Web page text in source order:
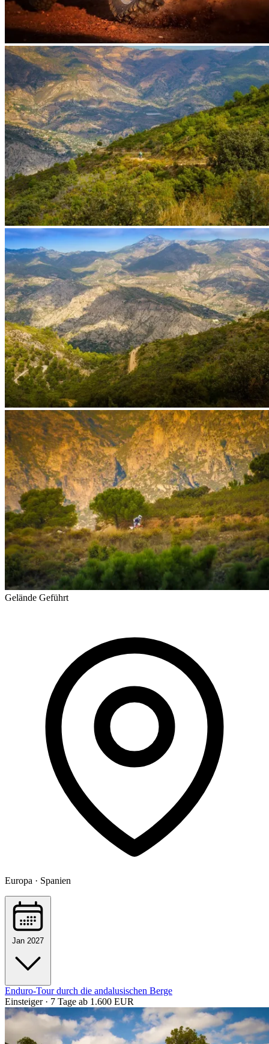
Gelände Geführt
Europa · Spanien
Jan 2027
Enduro-Tour durch die andalusischen Berge
Einsteiger · 7 Tage ab 1.600 EUR